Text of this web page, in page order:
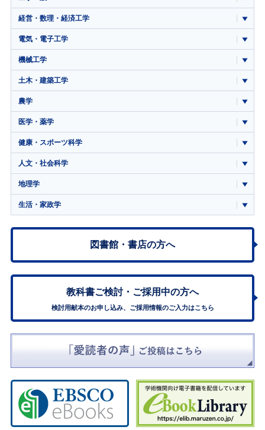
経営・数理・経済工学
電気・電子工学
機械工学
土木・建築工学
農学
医学・薬学
健康・スポーツ科学
人文・社会科学
地理学
生活・家政学
図書館・書店の方へ
教科書ご検討・ ご採用中の方へ
検討用献本のお申し込み、ご採用情報のご入力はこちら